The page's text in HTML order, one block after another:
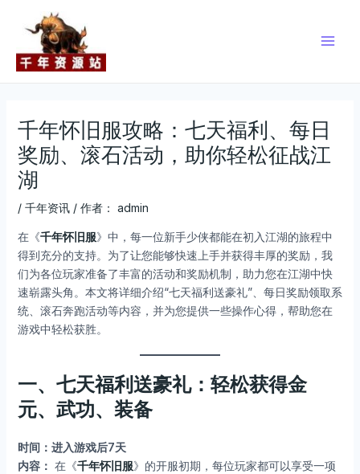
千年怀旧服攻略：七天福利、每日
奖励、滚石活动，助你轻松征战江
湖
/ 千年资讯/ 作者： admin
在《千年怀旧服》中，每一位新手少侠都能在初入江湖的旅程中
得到充分的支持。为了让您能够快速上手并获得丰厚的奖励，我
们为各位玩家准备了丰富的活动和奖励机制，助力您在江湖中快
速崭露头角。本文将详细介绍“七天福利送豪礼”、每日奖励领取系
统、滚石奔跑活动等内容，并为您提供一些操作心得，帮助您在
游戏中轻松获胜。
一、七天福利送豪礼：轻松获得金
元、武功、装备
时间：进入游戏后7天
内容： 在《千年怀旧服》的开服初期，每位玩家都可以享受一项
navigation